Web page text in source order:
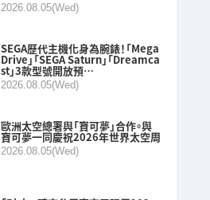
2026.08.05(Wed)
SEGA歷代主機化身為腕錶！「Mega
Drive」「SEGA Saturn」「Dreamca
st」3款型號開放預…
2026.08.05(Wed)
歐洲太空總署與「寶可夢」合作。與
寶可夢一同慶祝2026年世界太空周
2026.08.05(Wed)